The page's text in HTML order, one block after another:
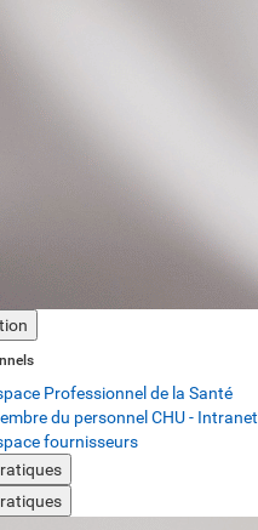
Professionnel de la Santé
du personnel CHU - Intranet
fournisseurs